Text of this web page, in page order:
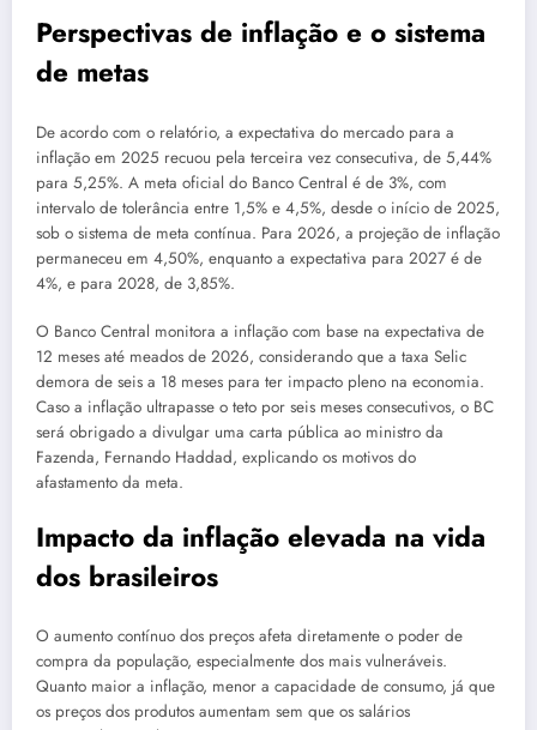
Perspectivas de inflação e o sistema
de metas
De acordo com o relatório, a expectativa do mercado para a
inflação em 2025 recuou pela terceira vez consecutiva, de 5,44%
para 5,25%. A meta oficial do Banco Central é de 3%, com
intervalo de tolerância entre 1,5% e 4,5%, desde o início de 2025,
sob o sistema de meta contínua. Para 2026, a projeção de inflação
permaneceu em 4,50%, enquanto a expectativa para 2027 é de
4%, e para 2028, de 3,85%.
O Banco Central monitora a inflação com base na expectativa de
12 meses até meados de 2026, considerando que a taxa Selic
demora de seis a 18 meses para ter impacto pleno na economia.
Caso a inflação ultrapasse o teto por seis meses consecutivos, o BC
será obrigado a divulgar uma carta pública ao ministro da
Fazenda, Fernando Haddad, explicando os motivos do
afastamento da meta.
Impacto da inflação elevada na vida
dos brasileiros
O aumento contínuo dos preços afeta diretamente o poder de
compra da população, especialmente dos mais vulneráveis.
Quanto maior a inflação, menor a capacidade de consumo, já que
os preços dos produtos aumentam sem que os salários